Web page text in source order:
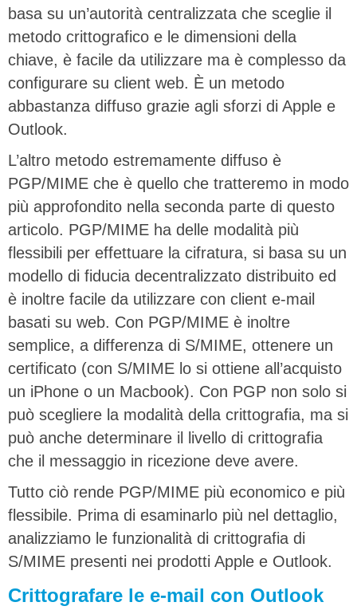
basa su un’autorità centralizzata che sceglie il
metodo crittografico e le dimensioni della
chiave, è facile da utilizzare ma è complesso da
configurare su client web. È un metodo
abbastanza diffuso grazie agli sforzi di Apple e
Outlook.
L’altro metodo estremamente diffuso è
PGP/MIME che è quello che tratteremo in modo
più approfondito nella seconda parte di questo
articolo. PGP/MIME ha delle modalità più
flessibili per effettuare la cifratura, si basa su un
modello di fiducia decentralizzato distribuito ed
è inoltre facile da utilizzare con client e-mail
basati su web. Con PGP/MIME è inoltre
semplice, a differenza di S/MIME, ottenere un
certificato (con S/MIME lo si ottiene all’acquisto
un iPhone o un Macbook). Con PGP non solo si
può scegliere la modalità della crittografia, ma si
può anche determinare il livello di crittografia
che il messaggio in ricezione deve avere.
Tutto ciò rende PGP/MIME più economico e più
flessibile. Prima di esaminarlo più nel dettaglio,
analizziamo le funzionalità di crittografia di
S/MIME presenti nei prodotti Apple e Outlook.
Crittografare le e-mail con Outlook